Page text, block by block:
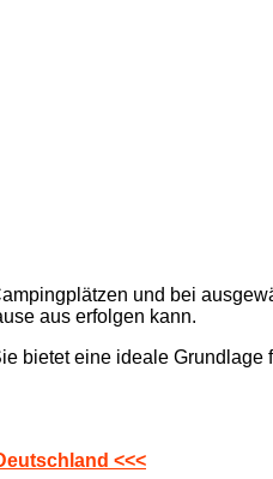
und bei
aus erfolgen kann.
bietet eine ideale Grundlage
<<<